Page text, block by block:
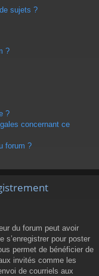
sujets ?
?
?
concernant ce
forum ?
du forum peut avoir
s’enregistrer pour poster
permet de bénéficier de
invités comme les
de courriels aux